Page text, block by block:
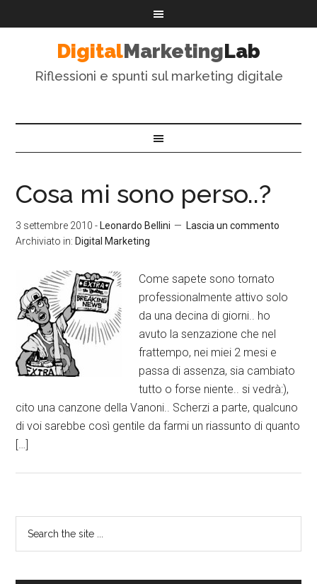
DigitalMarketingLab
Riflessioni e spunti sul marketing digitale
Cosa mi sono perso..?
3 settembre 2010 - Leonardo Bellini
Lascia un commento
Archiviato in: Digital Marketing
Come sapete sono tornato
professionalmente attivo solo
da una decina di giorni.. ho
avuto la senzazione che nel
frattempo, nei miei 2 mesi e
passa di assenza, sia cambiato
tutto o forse niente.. si vedrà:),
cito una canzone della Vanoni.. Scherzi a parte, qualcuno
di voi sarebbe così gentile da farmi un riassunto di quanto
[…]